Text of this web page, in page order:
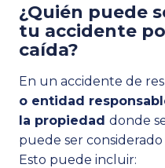
¿Quién puede
tu accidente
caída?
En un accidente de
o entidad
la propiedad donde
puede ser
Esto puede incluir: